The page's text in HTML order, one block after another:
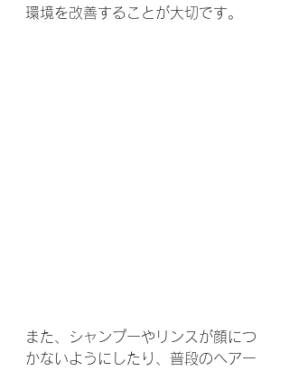
環境を改善することが大切です。
また、シャンプーやリンスが顔につ
かないようにしたり、普段のヘアー